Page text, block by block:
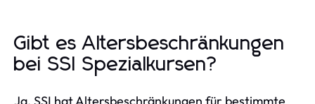
Gibt es Altersbeschränkungen
bei SSI Spezialkursen?
Ja, SSI hat Altersbeschränkungen für bestimmte